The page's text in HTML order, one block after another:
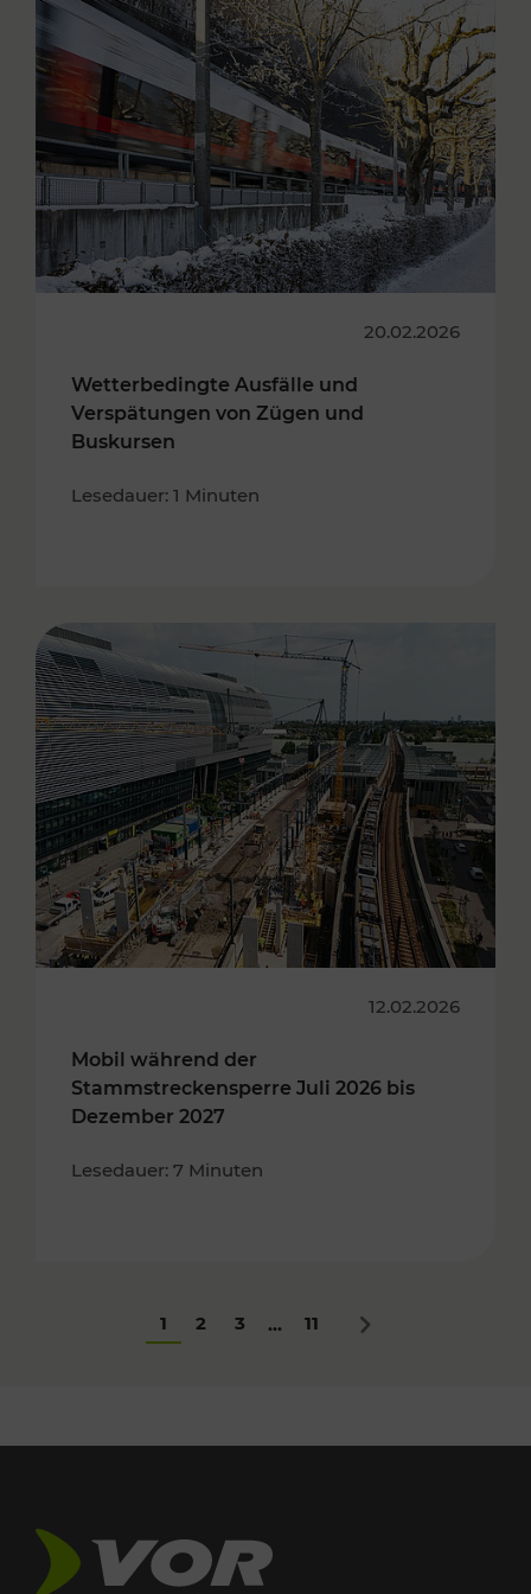
20.02.2026
Wetterbedingte Ausfälle und
Verspätungen von Zügen und
Buskursen
Lesedauer: 1 Minuten
12.02.2026
Mobil während der
Stammstreckensperre Juli 2026 bis
Dezember 2027
Lesedauer: 7 Minuten
1 2 3 ... 11 Nächstes